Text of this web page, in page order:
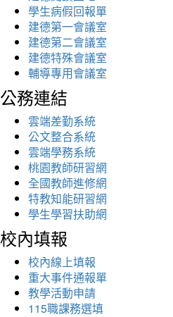
學生病假回報單
建德第一會議室
建德第二會議室
建德特殊會議室
輔導專用會議室
公務連結
雲端差勤系統
公文整合系統
雲端學務系統
桃園教師研習網
全國教師進修網
特教知能研習網
學生學習扶助網
校內填報
校內線上填報
重大事件通報單
教學活動申請
115職課務選填